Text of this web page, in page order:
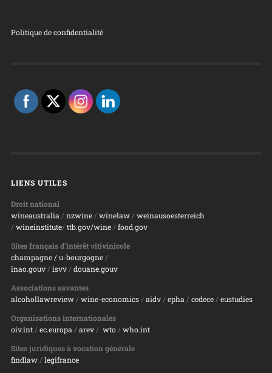
Politique de confidentialité
LIENS UTILES
Droit national
wineaustralia / nzwine/ winelaw/ weinausoesterreich
/ wineinstitute/ ttb.gov/wine/ food.gov
Sites français d’intérêt vitivinicole
champagne/ u-bourgogne/
inao.gouv/ isvv/ douane.gouv
Associations savantes
alcohollawreview/ wine-economics/ aidv/ epha / cedece/ eustudies
Organisations internationales
oiv.int/ ec.europa / arev/ wto/ who.int
Sites juridiques à vocation générale
findlaw/ legifrance